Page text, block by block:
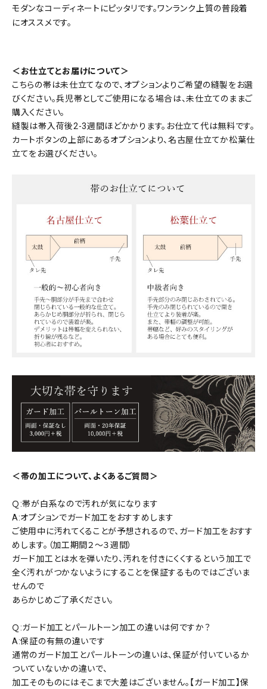
モダンなコーディネートにピッタリです。ワンランク上質の普段着
にオススメです。
＜お仕立てとお届けについて＞
こちらの帯は未仕立てなので、オプションよりご希望の縫製をお選
びください。兵児帯としてご使用になる場合は、未仕立てのままご
購入ください。
縫製は帯入荷後2-3週間ほどかかります。お仕立て代は無料です。
カートボタンの上部にあるオプションより、名古屋仕立てか松葉仕
立てをお選びください。
＜帯の加工について、よくあるご質問＞
Ｑ:帯が白系なので汚れが気になります
A:オプションでガード加工をおすすめします
ご使用中に汚れてくることが予想されるので、ガード加工をおすす
めします。（加工期間２～３週間）
ガード加工とは水を弾いたり、汚れを付きにくくするという加工で
全く汚れがつかないようにすることを保証するものではございま
せんので
あらかじめご了承ください。
Ｑ:ガード加工とパールトーン加工の違いは何ですか？
A:保証の有無の違いです
通常のガード加工とパールトーンの違いは、保証が付いているか
ついていないかの違いで、
加工そのものにはそこまで大差はございません。【ガード加工】保